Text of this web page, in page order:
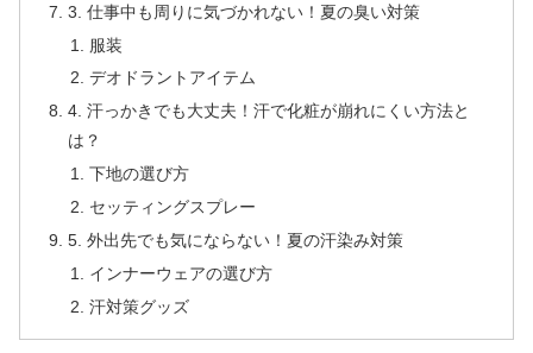
3. 仕事中も周りに気づかれない！夏の臭い対策
服装
デオドラントアイテム
4. 汗っかきでも大丈夫！汗で化粧が崩れにくい方法と
は？
下地の選び方
セッティングスプレー
5. 外出先でも気にならない！夏の汗染み対策
インナーウェアの選び方
汗対策グッズ